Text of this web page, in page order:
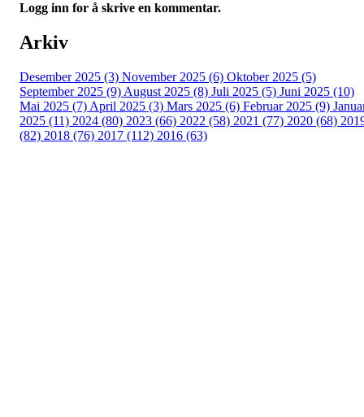
Logg inn for å skrive en kommentar.
Arkiv
Desember 2025 (3) November 2025 (6) Oktober 2025 (5)
September 2025 (9) August 2025 (8) Juli 2025 (5) Juni 2025 (10)
Mai 2025 (7) April 2025 (3) Mars 2025 (6) Februar 2025 (9)
2025 (11) 2024 (80) 2023 (66) 2022 (58) 2021 (77) 2020 (68)
(82) 2018 (76) 2017 (112) 2016 (63)